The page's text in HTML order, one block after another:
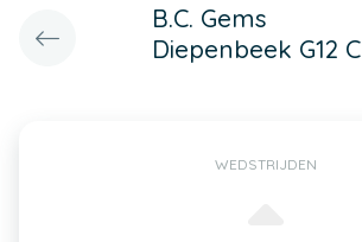
B.C. Gems
Diepenbeek G12 C
WEDSTRIJDEN